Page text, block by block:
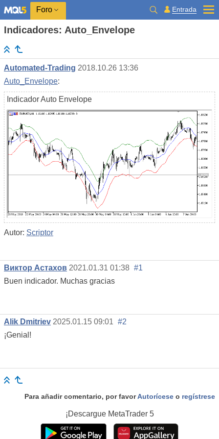
Foro Entrada
Indicadores: Auto_Envelope
Automated-Trading 2018.10.26 13:36
Auto_Envelope:
Indicador Auto Envelope
Autor: Scriptor
Виктор Астахов 2021.01.31 01:38 #1
Buen indicador. Muchas gracias
Alik Dmitriev 2025.01.15 09:01 #2
¡Genial!
Para añadir comentario, por favorAutorícese o regístrese
¡Descargue MetaTrader 5